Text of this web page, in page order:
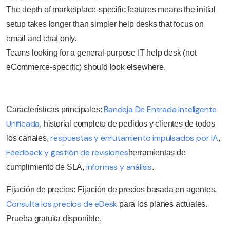
The depth of marketplace-specific features means the initial
setup takes longer than simpler help desks that focus on
email and chat only.
Teams looking for a general-purpose IT help desk (not
eCommerce-specific) should look elsewhere.
Características principales: Bandeja De Entrada Inteligente
Unificada, historial completo de pedidos y clientes de todos
los canales, respuestas y enrutamiento impulsados por IA,
Feedback y gestión de revisionesherramientas de
cumplimiento de SLA, informes y análisis.
Fijación de precios: Fijación de precios basada en agentes.
Consulta los precios de eDesk para los planes actuales.
Prueba gratuita disponible.